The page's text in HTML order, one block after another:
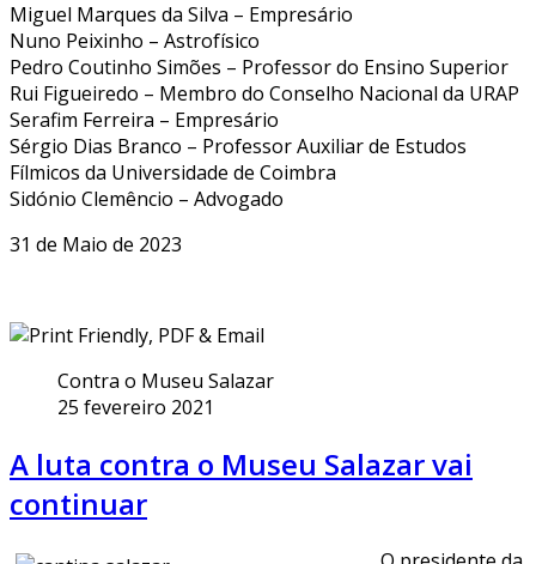
Miguel Marques da Silva – Empresário
Nuno Peixinho – Astrofísico
Pedro Coutinho Simões – Professor do Ensino Superior
Rui Figueiredo – Membro do Conselho Nacional da URAP
Serafim Ferreira – Empresário
Sérgio Dias Branco – Professor Auxiliar de Estudos
Fílmicos da Universidade de Coimbra
Sidónio Clemêncio – Advogado
31 de Maio de 2023
Contra o Museu Salazar
25 fevereiro 2021
A luta contra o Museu Salazar vai
continuar